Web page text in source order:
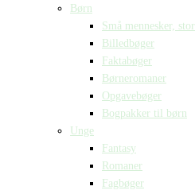
Børn
Små mennesker,
Billedbøger
Faktabøger
Børneromaner
Opgavebøger
Bogpakker til børn
Unge
Fantasy
Romaner
Fagbøger